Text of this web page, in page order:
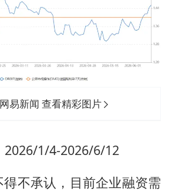
易新闻 查看精彩图片
2026/1/4-2026/6/12
得不承认，目前企业融资需